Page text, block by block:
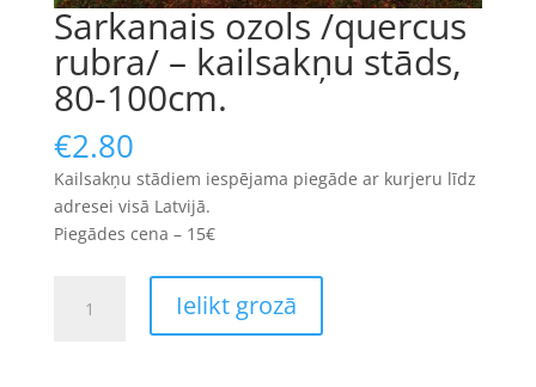
Sarkanais ozols /quercus
rubra/ – kailsakņu stāds,
80-100cm.
€2.80
Kailsakņu stādiem iespējama piegāde ar kurjeru līdz
adresei visā Latvijā.
Piegādes cena – 15€
ozols
Ielikt grozā